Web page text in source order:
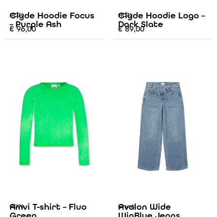
AO76
Clyde Hoodie Focus
– Purple Ash
€ 96,00
AO76
Clyde Hoodie Logo –
Dark Slate
€89,00
AO76
Amvi T-shirt – Fluo
Grunt
Avalon Wide